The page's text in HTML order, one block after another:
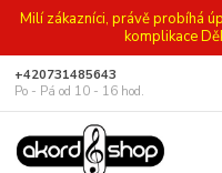
Milí zákazníci, právě probíhá
komplikace
+420731485643
Po - Pá od 10 - 16 hod.